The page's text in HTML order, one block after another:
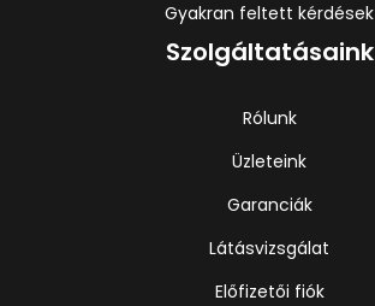
Gyakran feltett kérdések
Szolgáltatásaink
Rólunk
Üzleteink
Garanciák
Látásvizsgálat
Előfizetői fiók